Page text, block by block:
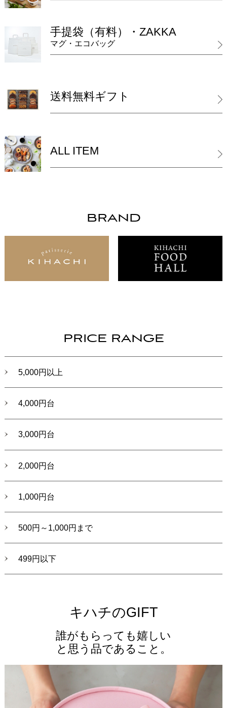
手提袋（有料）・ZAKKA
マグ・エコバッグ
送料無料ギフト
ALL ITEM
BRAND
PRICE RANGE
5,000円以上
4,000円台
3,000円台
2,000円台
1,000円台
500円～1,000円まで
499円以下
キハチのGIFT
誰がもらっても嬉しい
と思う品であること。